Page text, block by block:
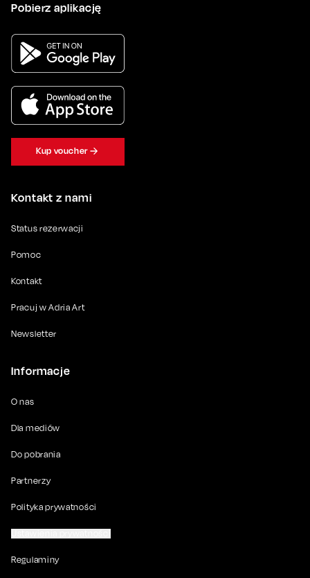
Kontakt z nami
Status rezerwacji
Pomoc
Kontakt
Pracuj w Adria Art
Newsletter
Informacje
O nas
Dla mediów
Do pobrania
Partnerzy
Polityka prywatności
Regulaminy
Pobierz aplikację
Kup voucher